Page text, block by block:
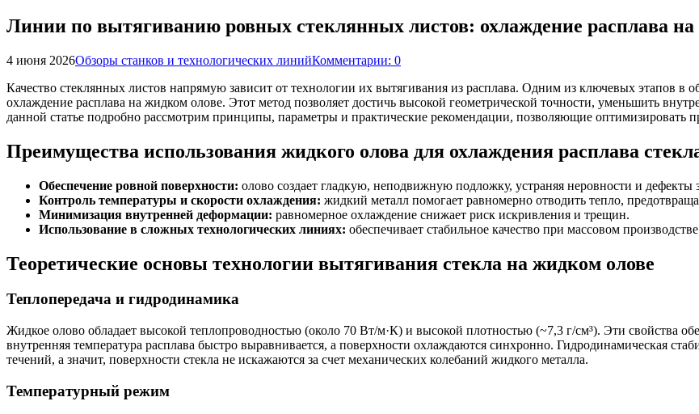
Линии по вытягиванию ровных стеклянных листов: охлаждение расплава
4 июня 2026Обзоры станков и технологических линийКомментарии: 0
Качество стеклянных листов напрямую зависит от технологии их вытягивания из расплава. Одним из ключевых этапов в
охлаждение расплава на жидком олове. Этот метод позволяет достичь высокой геометрической точности, уменьшить
данной статье подробно рассмотрим принципы, параметры и практические рекомендации, позволяющие оптимизировать
Преимущества использования жидкого олова для охлаждения расплава
Обеспечение ровной поверхности: олово создает гладкую, неподвижную подложку, устраняя неровности и дефекты
Контроль температуры и скорости охлаждения: жидкий металл помогает равномерно отводить тепло,
Минимизация внутренней деформации: равномерное охлаждение снижает риск искривления и трещин.
Использование в сложных технологических линиях: обеспечивает стабильное качество при массовом
Теоретические основы технологии вытягивания стекла на жидком олове
Теплопередача и гидродинамика
Жидкое олово обладает высокой теплопроводностью (около 70 Вт/м·К) и высокой плотностью (~7,3 г/см³). Эти свойства
внутренняя температура расплава быстро выравнивается, а поверхности охлаждаются синхронно. Гидродинамическая
течений, а значит, поверхности стекла не искажаются за счет механических колебаний жидкого металла.
Температурный режим